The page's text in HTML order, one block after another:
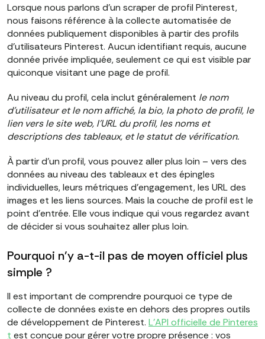
Lorsque nous parlons d'un scraper de profil Pinterest,
nous faisons référence à la collecte automatisée de
données publiquement disponibles à partir des profils
d'utilisateurs Pinterest. Aucun identifiant requis, aucune
donnée privée impliquée, seulement ce qui est visible par
quiconque visitant une page de profil.
Au niveau du profil, cela inclut généralement le nom
d'utilisateur et le nom affiché, la bio, la photo de profil, le
lien vers le site web, l'URL du profil, les noms et
descriptions des tableaux, et le statut de vérification.
À partir d'un profil, vous pouvez aller plus loin – vers des
données au niveau des tableaux et des épingles
individuelles, leurs métriques d'engagement, les URL des
images et les liens sources. Mais la couche de profil est le
point d'entrée. Elle vous indique qui vous regardez avant
de décider si vous souhaitez aller plus loin.
Pourquoi n'y a-t-il pas de moyen officiel plus
simple ?
Il est important de comprendre pourquoi ce type de
collecte de données existe en dehors des propres outils
de développement de Pinterest. L'API officielle de Pinteres
t est conçue pour gérer votre propre présence : vos